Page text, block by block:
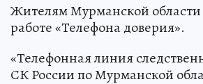
Жителям Мурманской
работе «Телефона доверия».
«Телефонная линия
СК России по Мурманской